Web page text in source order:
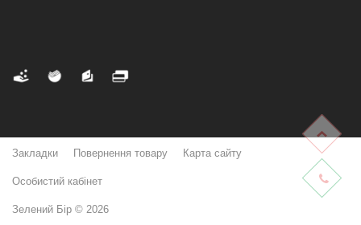
Закладки Повернення товару Карта сайту
Особистий кабінет
Зелений Бір © 2026